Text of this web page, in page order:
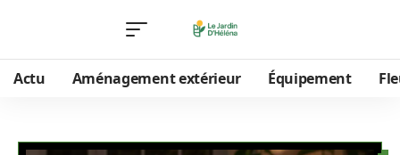
Actu Aménagement extérieur Équipement